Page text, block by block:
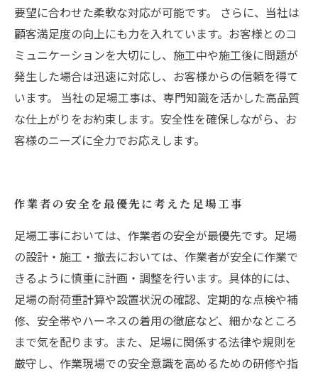
要望に合わせた柔軟な対応が可能です。 さらに、当社は
顧客満足度の向上にも力を入れています。お客様とのコ
ミュニケーションを大切にし、施工中や施工後に問題が
発生した場合は迅速に対応し、お客様からの信頼を得て
います。 当社の足場工事は、専門知識を活かした高品質
な仕上がりをお約束します。安全性を確保しながら、お
客様のニーズに全力でお応えします。
作業者の安全を最優先に考えた足場工事
足場工事においては、作業者の安全が最優先です。足場
の設計・施工・撤去においては、作業者が安全に作業で
きるように慎重に計画・調整を行います。具体的には、
足場の耐荷重計算や設置状況の確認、定期的な点検や補
修、安全帯やハーネスの着用の徹底など、細かなところ
まで気を配ります。また、足場に関係する法律や規則を
厳守し、作業現場での安全意識を高めるための研修や指